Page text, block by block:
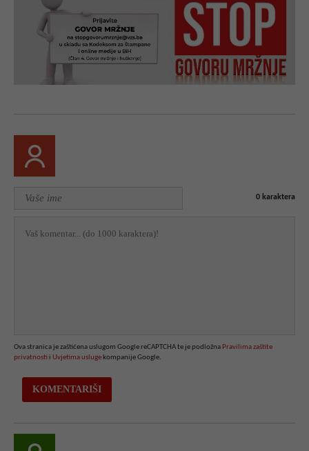
0 karaktera
Ova stranica je zaštićena uslugom Google reCAPTCHA te je podložna Pravilima zaštite
privatnosti i Uvjetima usluge kompanije Google.